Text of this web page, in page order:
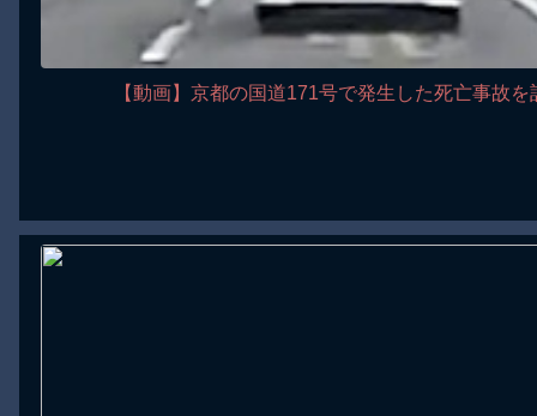
【動画】京都の国道171号で発生した死亡事故